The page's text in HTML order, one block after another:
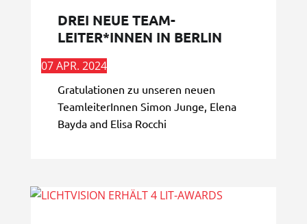
DREI NEUE TEAM-
LEITER*INNEN IN BERLIN
07 APR. 2024
Gratulationen zu unseren neuen
TeamleiterInnen Simon Junge, Elena
Bayda and Elisa Rocchi